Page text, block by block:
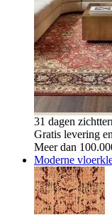
31 dagen
Gratis levering
Meer dan
Moderne